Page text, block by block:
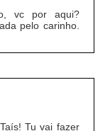
vc por aqui?
pelo carinho.
Tu vai fazer